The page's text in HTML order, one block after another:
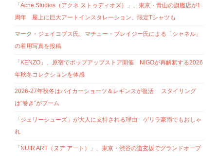
「Acne Studios（アクネ ストゥディオズ）」、東京・青山の旗艦店が1
周年 屋上に巨大アートインスタレーション、限定Tシャツも
マーク・ジェイコブス氏、マチュー・ブレイジー氏による「シャネル」
の着用写真を投稿
「KENZO」、原宿でポップアップストア開催 NIGOが再解釈する2026
年秋冬コレクションを体感
2026-27年秋冬はバイカーショーツ＆レギンスが復活 スタイリング
は“巻き”がブーム
「ジェリーシューズ」が大人に支持される理由 ゲリラ豪雨でもおしゃ
れ
「NUIR ART（ヌア アート）」、東京・渋谷の道玄坂でグランドオープ